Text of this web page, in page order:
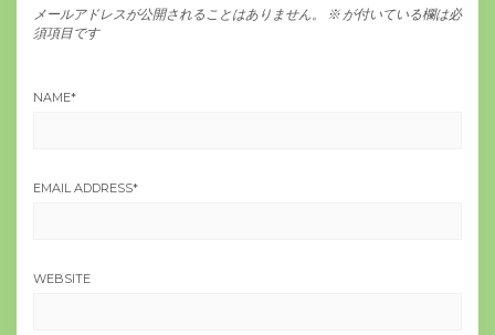
メールアドレスが公開されることはありません。 ※ が付いている欄は必
須項目です
NAME*
EMAIL ADDRESS*
WEBSITE